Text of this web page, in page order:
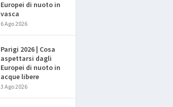
Europei di nuoto in
vasca
6 Ago 2026
Parigi 2026 | Cosa
aspettarsi dagli
Europei di nuoto in
acque libere
3 Ago 2026